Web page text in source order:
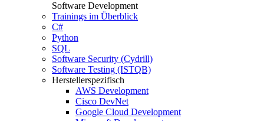
Software Development
Trainings im Überblick
C#
Python
SQL
Software Security (Cydrill)
Software Testing (ISTQB)
Herstellerspezifisch
AWS Development
Cisco DevNet
Google Cloud Development